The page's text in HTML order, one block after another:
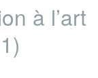
à l’art